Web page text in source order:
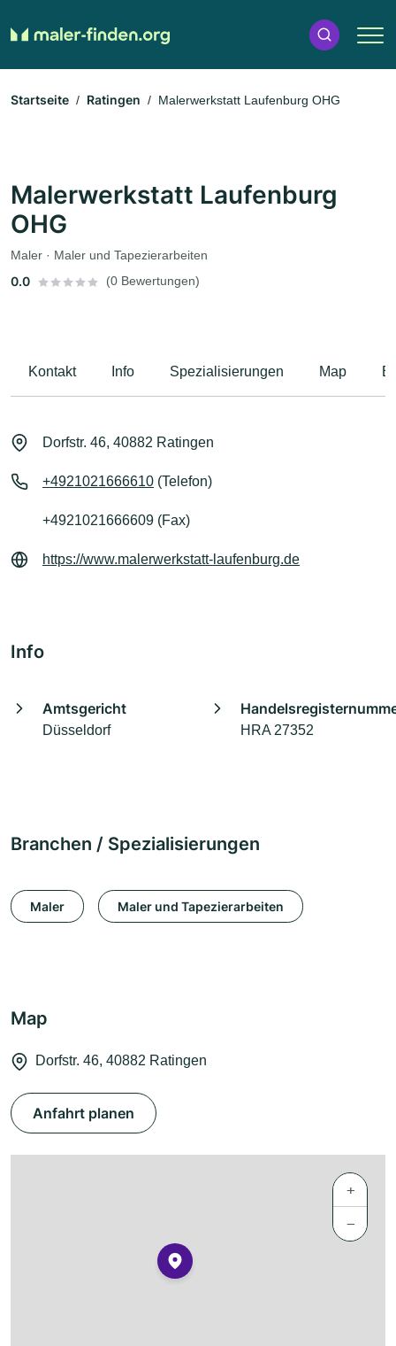
Startseite Ratingen Malerwerkstatt Laufenburg OHG
Malerwerkstatt Laufenburg
OHG
Maler · Maler und Tapezierarbeiten
0.0 (0 Bewertungen)
Kontakt Info Spezialisierungen Map
Dorfstr. 46, 40882 Ratingen
+4921021666610 (Telefon)
+4921021666609 (Fax)
https://www.malerwerkstatt-laufenburg.de
Info
Amtsgericht
Düsseldorf HRA 27352
Branchen / Spezialisierungen
Maler Maler und Tapezierarbeiten
Map
Dorfstr. 46, 40882 Ratingen
Anfahrt planen
+
−